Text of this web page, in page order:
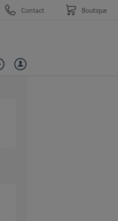
Contact Boutique